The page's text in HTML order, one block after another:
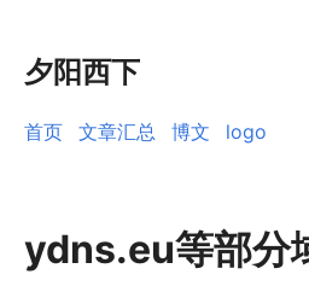
夕阳西下
首页 文章汇总 博文 logo
ydns.eu等部分